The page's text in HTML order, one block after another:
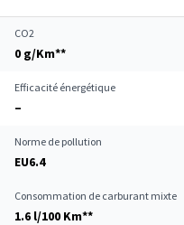
CO2
0 g/Km**
Efficacité énergétique
–
Norme de pollution
EU6.4
Consommation de carburant mixte
1.6 l/100 Km**